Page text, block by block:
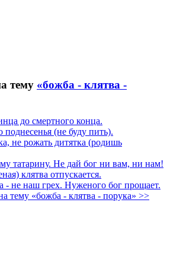
тему «божба - клятва -
до смертного конца.
поднесенья (не буду пить).
не рожать дитятка (родишь
татарину. Не дай бог ни вам, ни нам!
клятва отпускается.
- не наш грех. Нуженого бог прощает.
тему «божба - клятва - порука» >>